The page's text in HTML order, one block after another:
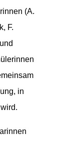
(A.
F.
in